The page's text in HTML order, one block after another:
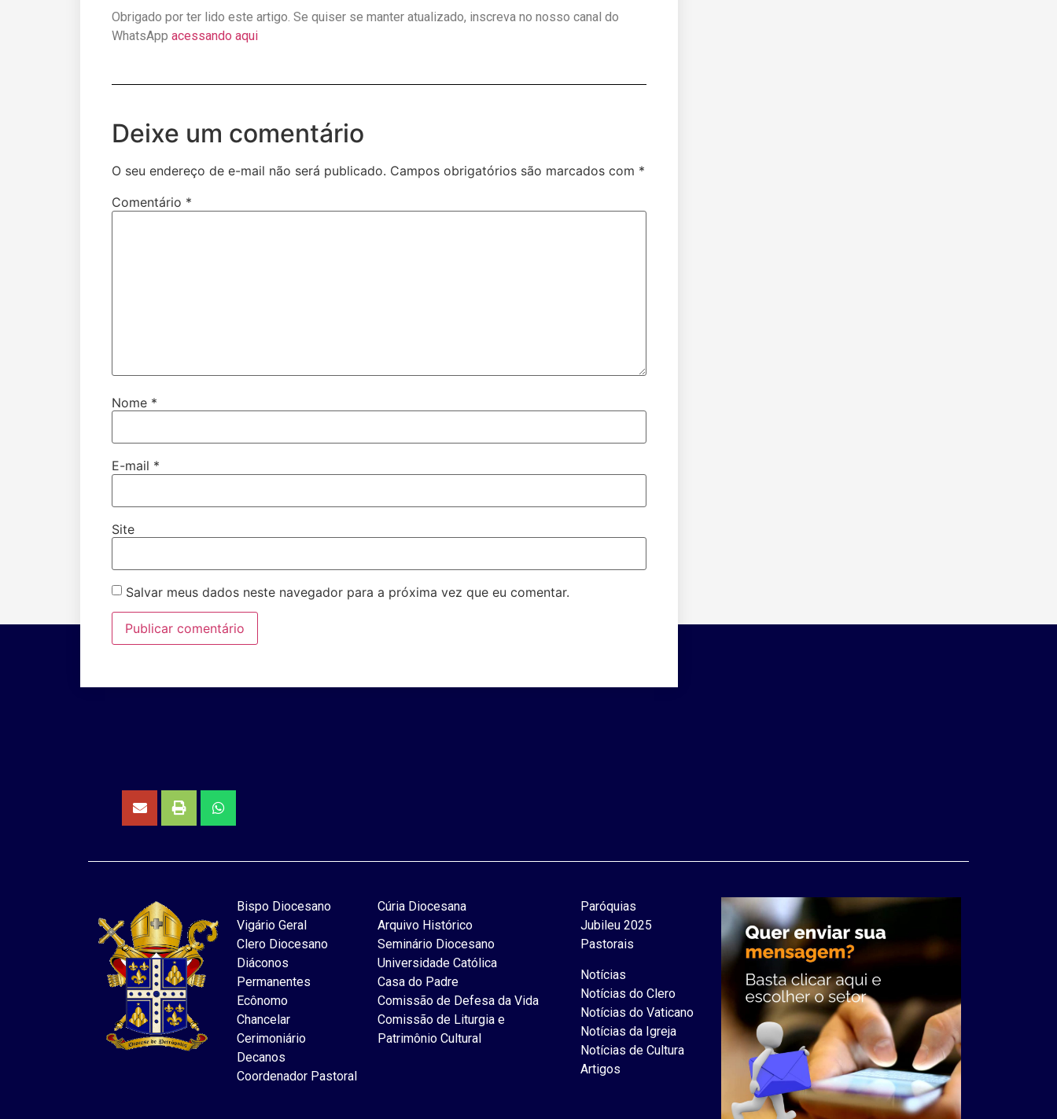
Obrigado por ter lido este artigo. Se quiser se manter atualizado, inscreva no nosso canal do
WhatsApp acessando aqui
Deixe um comentário
O seu endereço de e-mail não será publicado. Campos obrigatórios são marcados com *
Comentário *
Nome *
E-mail *
Site
Salvar meus dados neste navegador para a próxima vez que eu comentar.
Bispo Diocesano
Vigário Geral
Clero Diocesano
Diáconos
Permanentes
Ecônomo
Chancelar
Cerimoniário
Decanos
Coordenador Pastoral
Cúria Diocesana
Arquivo Histórico
Seminário Diocesano
Universidade Católica
Casa do Padre
Comissão de Defesa da Vida
Comissão de Liturgia e
Patrimônio Cultural
Paróquias
Jubileu 2025
Pastorais
Notícias
Notícias do Clero
Notícias do Vaticano
Notícias da Igreja
Notícias de Cultura
Artigos